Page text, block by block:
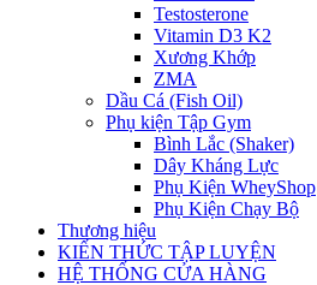
Testosterone
Vitamin D3 K2
Xương Khớp
ZMA
Dầu Cá (Fish Oil)
Phụ kiện Tập Gym
Bình Lắc (Shaker)
Dây Kháng Lực
Phụ Kiện WheyShop
Phụ Kiện Chạy Bộ
Thương hiệu
KIẾN THỨC TẬP LUYỆN
HỆ THỐNG CỬA HÀNG